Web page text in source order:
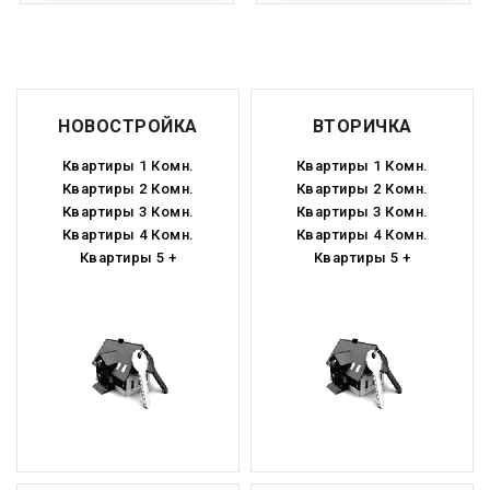
НОВОСТРОЙКА
Квартиры 1 Комн.
Квартиры 2 Комн.
Квартиры 3 Комн.
Квартиры 4 Комн.
Квартиры 5 +
ВТОРИЧКА
Квартиры 1 Комн.
Квартиры 2 Комн.
Квартиры 3 Комн.
Квартиры 4 Комн.
Квартиры 5 +